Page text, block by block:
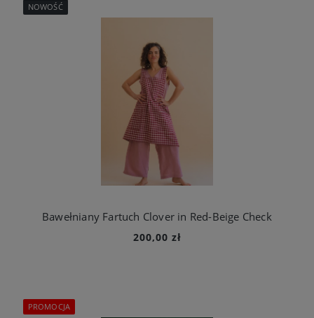
Bawełniany Fartuch Clover in Red-Beige Check
200,00 zł
NOWOŚĆ
PROMOCJA